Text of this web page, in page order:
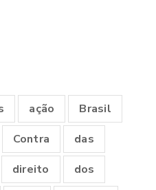
ação
Brasil
Contra
das
direito
dos